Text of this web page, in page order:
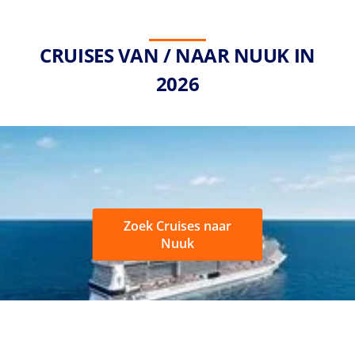
CRUISES VAN / NAAR NUUK IN
2026
Zoek Cruises naar
Nuuk